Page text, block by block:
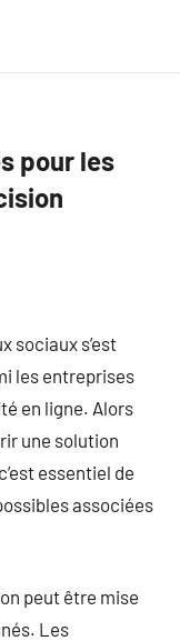
pour les
sociaux s’est
les entreprises
en ligne. Alors
une solution
essentiel de
associées
peut être mise
Les